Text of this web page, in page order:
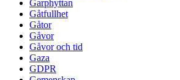
Garphyttan
Gåtfullhet
Gåtor
Gåvor
Gåvor och tid
Gaza
GDPR